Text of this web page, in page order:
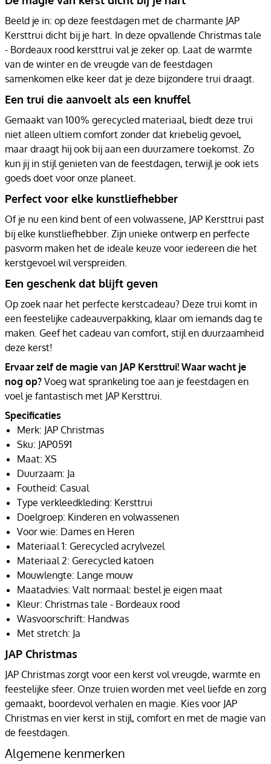
Beeld je in: op deze feestdagen met de charmante JAP
Kersttrui dicht bij je hart. In deze opvallende Christmas tale
- Bordeaux rood kersttrui val je zeker op. Laat de warmte
van de winter en de vreugde van de feestdagen
samenkomen elke keer dat je deze bijzondere trui draagt.
Een trui die aanvoelt als een knuffel
Gemaakt van 100% gerecycled materiaal, biedt deze trui
niet alleen ultiem comfort zonder dat kriebelig gevoel,
maar draagt hij ook bij aan een duurzamere toekomst. Zo
kun jij in stijl genieten van de feestdagen, terwijl je ook iets
goeds doet voor onze planeet.
Perfect voor elke kunstliefhebber
Of je nu een kind bent of een volwassene, JAP Kersttrui past
bij elke kunstliefhebber. Zijn unieke ontwerp en perfecte
pasvorm maken het de ideale keuze voor iedereen die het
kerstgevoel wil verspreiden.
Een geschenk dat blijft geven
Op zoek naar het perfecte kerstcadeau? Deze trui komt in
een feestelijke cadeauverpakking, klaar om iemands dag te
maken. Geef het cadeau van comfort, stijl en duurzaamheid
deze kerst!
Ervaar zelf de magie van JAP Kersttrui! Waar wacht je
nog op? Voeg wat sprankeling toe aan je feestdagen en
voel je fantastisch met JAP Kersttrui.
Specificaties
Merk: JAP Christmas
Sku: JAP0591
Maat: XS
Duurzaam: Ja
Foutheid: Casual
Type verkleedkleding: Kersttrui
Doelgroep: Kinderen en volwassenen
Voor wie: Dames en Heren
Materiaal 1: Gerecycled acrylvezel
Materiaal 2: Gerecycled katoen
Mouwlengte: Lange mouw
Maatadvies: Valt normaal: bestel je eigen maat
Kleur: Christmas tale - Bordeaux rood
Wasvoorschrift: Handwas
Met stretch: Ja
JAP Christmas
JAP Christmas zorgt voor een kerst vol vreugde, warmte en
feestelijke sfeer. Onze truien worden met veel liefde en zorg
gemaakt, boordevol verhalen en magie. Kies voor JAP
Christmas en vier kerst in stijl, comfort en met de magie van
de feestdagen.
Algemene kenmerken